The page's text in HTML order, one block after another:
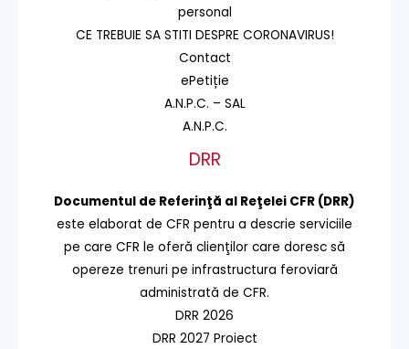
personal
CE TREBUIE SA STITI DESPRE CORONAVIRUS!
Contact
ePetiție
A.N.P.C. – SAL
A.N.P.C.
DRR
Documentul de Referinţă al Reţelei CFR (DRR)
este elaborat de CFR pentru a descrie serviciile
pe care CFR le oferă clienţilor care doresc să
opereze trenuri pe infrastructura feroviară
administrată de CFR.
DRR 2026
DRR 2027 Proiect